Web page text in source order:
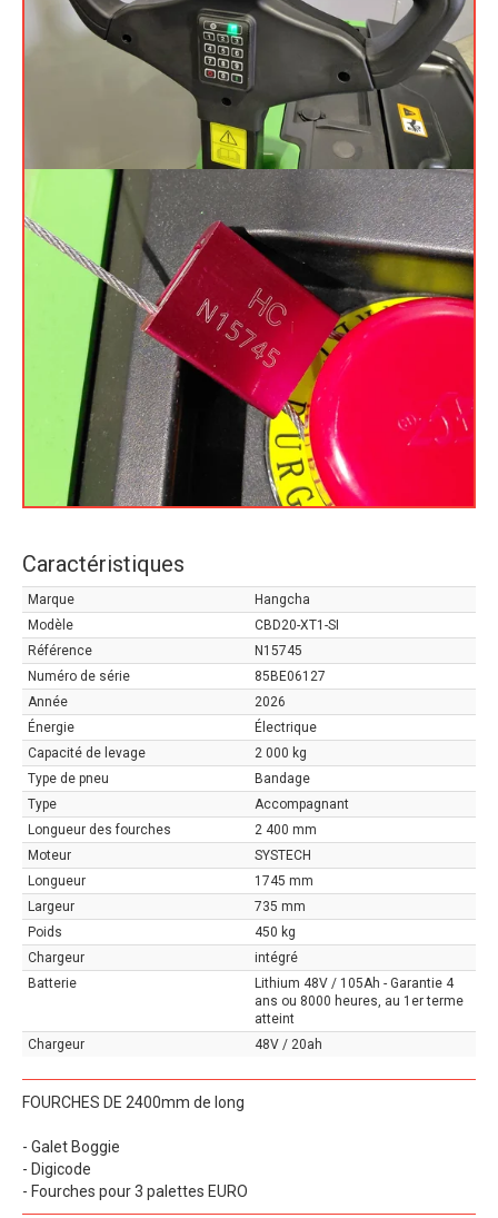
Caractéristiques
Marque
Hangcha
Modèle
CBD20-XT1-SI
Référence
N15745
Numéro de série
85BE06127
Année
2026
Énergie
Électrique
Capacité de levage
2 000 kg
Type de pneu
Bandage
Type
Accompagnant
Longueur des fourches
2 400 mm
Moteur
SYSTECH
Longueur
1745 mm
Largeur
735 mm
Poids
450 kg
Chargeur
intégré
Batterie
Lithium 48V / 105Ah - Garantie 4
ans ou 8000 heures, au 1er terme
atteint
Chargeur
48V / 20ah
FOURCHES DE 2400mm de long
- Galet Boggie
- Digicode
- Fourches pour 3 palettes EURO